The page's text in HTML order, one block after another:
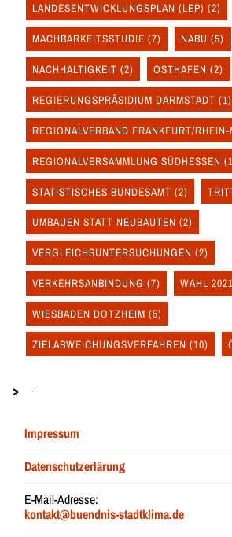
LANDESENTWICKLUNGSPLAN (LEP) (2)
MACHBARKEITSSTUDIE (7) NABU (5)
NACHHALTIGKEIT (2) OSTHAFEN (2)
REGIERUNGSPRÄSIDIUM DARMSTADT (1)
REGIONALVERBAND FRANKFURT/RHEIN-
REGIONALVERSAMMLUNG SÜDHESSEN
STATISTISCHES BUNDESAMT (2)
UMBAUEN STATT NEUBAUTEN (2)
VERGLEICHSUNTERSUCHUNGEN (2)
VERKEHRSANBINDUNG (7) WAHL 2021
WIESBADEN DOTZHEIM (5)
ZIELABWEICHUNGSVERFAHREN (10)
>
Impressum
Datenschutzerlärung
E-Mail-Adresse:
kontakt@buendnis-stadtklima.de